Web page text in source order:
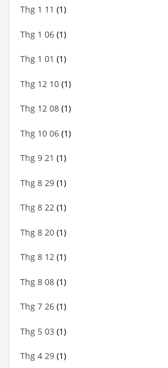
Thg 1 11 (1)
Thg 1 06 (1)
Thg 1 01 (1)
Thg 12 10 (1)
Thg 12 08 (1)
Thg 10 06 (1)
Thg 9 21 (1)
Thg 8 29 (1)
Thg 8 22 (1)
Thg 8 20 (1)
Thg 8 12 (1)
Thg 8 08 (1)
Thg 7 26 (1)
Thg 5 03 (1)
Thg 4 29 (1)